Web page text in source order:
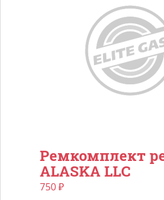
Ремкомплект
ALASKA LLC
750₽